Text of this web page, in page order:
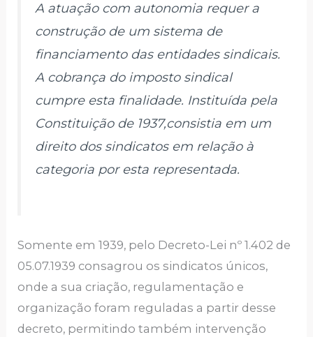
A atuação com autonomia requer a
construção de um sistema de
financiamento das entidades sindicais.
A cobrança do imposto sindical
cumpre esta finalidade. Instituída pela
Constituição de 1937,consistia em um
direito dos sindicatos em relação à
categoria por esta representada.
Somente em 1939, pelo Decreto-Lei nº 1.402 de
05.07.1939 consagrou os sindicatos únicos,
onde a sua criação, regulamentação e
organização foram reguladas a partir desse
decreto, permitindo também intervenção